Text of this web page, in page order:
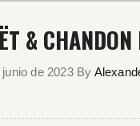
&
junio de 2023 By